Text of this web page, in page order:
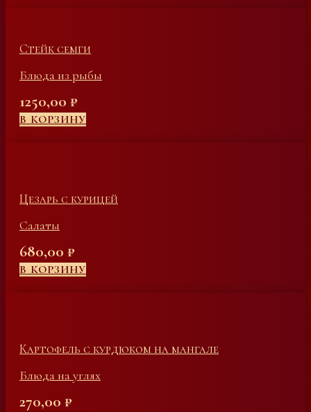
Стейк семги
Блюда из рыбы
1250,00 ₽
В КОРЗИНУ
Цезарь с курицей
Салаты
680,00 ₽
В КОРЗИНУ
Картофель с курдюком на мангале
Блюда на углях
270,00 ₽